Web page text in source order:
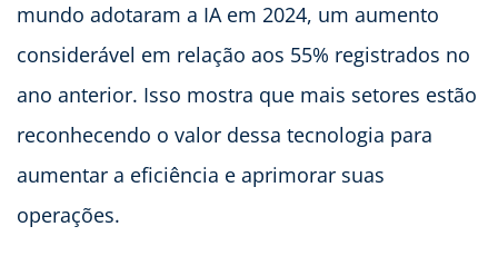
mundo adotaram a IA em 2024, um aumento
considerável em relação aos 55% registrados no
ano anterior. Isso mostra que mais setores estão
reconhecendo o valor dessa tecnologia para
aumentar a eficiência e aprimorar suas
operações.